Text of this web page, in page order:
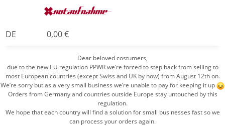
DE 0,00 €
Dear beloved costumers,
due to the new EU regulation PPWR we’re forced to step back from selling to
most European countries (except Swiss and UK by now) from August 12th on.
We’re sorry but as a very small business we’re unable to pay for keeping it up
Orders from Germany and countries outside Europe stay untouched by this
regulation.
We hope that each country will find a solution for small businesses fast so we
can process your orders again.